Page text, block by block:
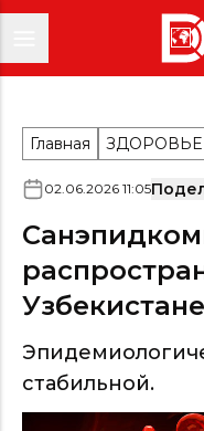
Главная ЗДОРОВЬЕ
02.06.2026 11:05
стабильной.